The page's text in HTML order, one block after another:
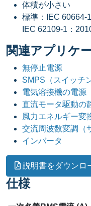
体積が小さい
標準：IEC 60664-
IEC 62109-1：
関連アプリケ
無停止電源
SMPS（スイッチ
電気溶接機の電源
直流モータ駆動の
風力エネルギー変
交流周波数変調（
インバータ
説明書をダウンロ
仕様